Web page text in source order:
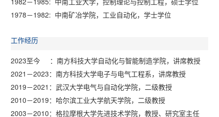
1978－1982: 中南矿冶学院，工业自动化，学士学位
工作经历
2023至今 ：南方科技大学自动化与智能制造学院，讲席教授
2021－2023：南方科技大学电子与电气工程系，讲席教授
2019－2021：武汉大学电气与自动化学院，二级教授
2010－2019：哈尔滨工业大学航天学院，二级教授
2003－2010：格拉摩根大学先进技术学院，教授、研究室主任